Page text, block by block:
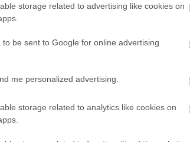
storage related to advertising like cookies on
be sent to Google for online advertising
me personalized advertising.
storage related to analytics like cookies on